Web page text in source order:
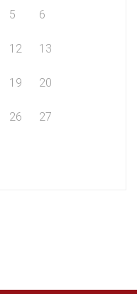
5 6
12 13
19 20
26 27